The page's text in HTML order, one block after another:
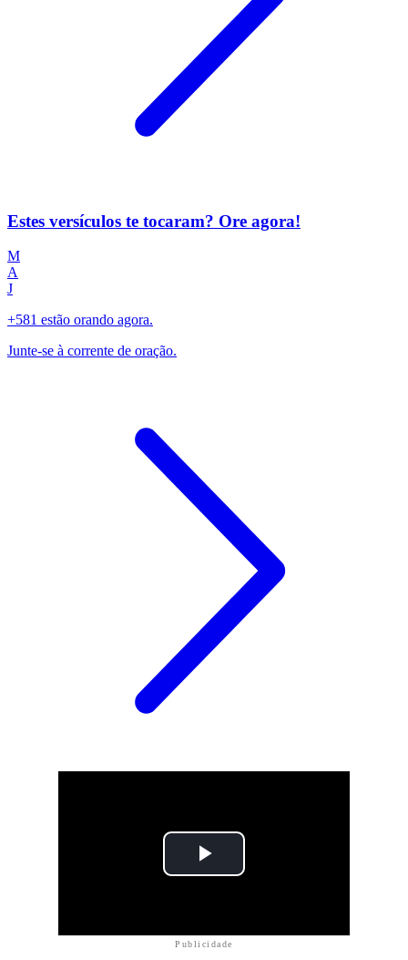
Estes versículos te tocaram? Ore agora!
M
A
J
+581 estão orando agora.
Junte-se à corrente de oração.
Publicidade